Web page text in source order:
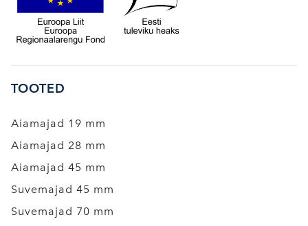
TOOTED
Aiamajad 19 mm
Aiamajad 28 mm
Aiamajad 45 mm
Suvemajad 45 mm
Suvemajad 70 mm